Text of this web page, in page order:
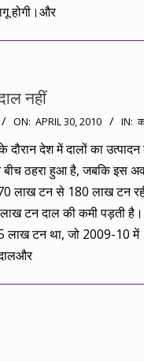
होगी।और
नहीं
ON: APRIL 30, 2010 IN:
दौरान देश में दालों का
ठहरा हुआ है, जबकि इस
लाख टन से 180 लाख टन
टन दाल की कमी पड़ती
लाख टन था, जो 2009-10 में